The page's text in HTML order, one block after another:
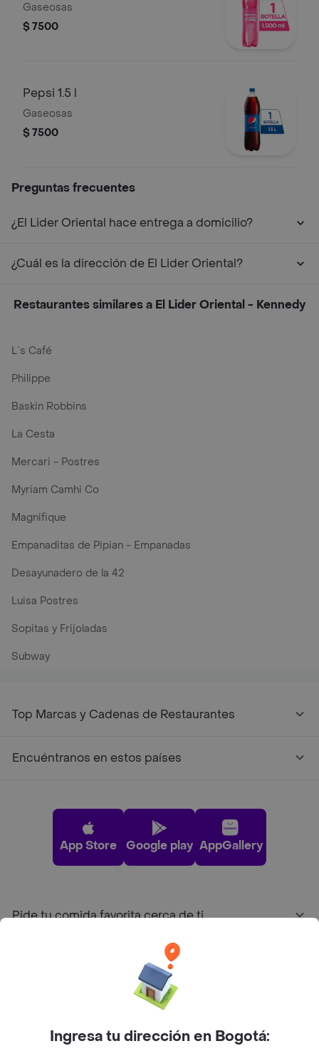
Gaseosas
$ 7500
Pepsi 1.5 l
Gaseosas
$ 7500
Preguntas frecuentes
¿El Lider Oriental hace entrega a domicilio?
¿Cuál es la dirección de El Lider Oriental?
Restaurantes similares a El Lider Oriental - Kennedy
L´s Café
Philippe
Baskin Robbins
La Cesta
Mercari - Postres
Myriam Camhi Co
Magnifique
Empanaditas de Pipian - Empanadas
Desayunadero de la 42
Luisa Postres
Sopitas y Frijoladas
Subway
Top Marcas y Cadenas de Restaurantes
Encuéntranos en estos países
App Store Google play AppGallery
Pide tu comida favorita cerca de ti
Sobre RappiIngresa tu dirección en Bogotá: